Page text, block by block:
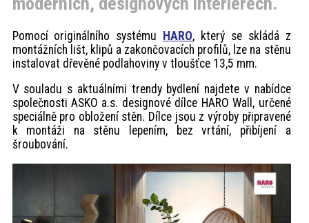
Pomocí originálního systému HARO, který se skládá z
montážních lišt, klipů a zakončovacích profilů, lze na stěnu
instalovat dřevěné podlahoviny v tloušťce 13,5 mm.
V souladu s aktuálními trendy bydlení najdete v nabídce
společnosti ASKO a.s. designové dílce HARO Wall, určené
speciálně pro obložení stěn. Dílce jsou z výroby připravené
k montáži na stěnu lepením, bez vrtání, přibíjení a
šroubování.